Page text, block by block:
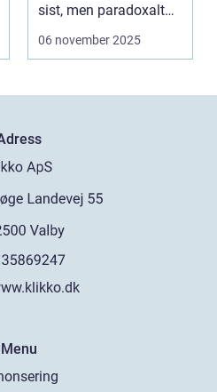
sist, men paradoxalt
nog kan...
06 november 2025
Menu